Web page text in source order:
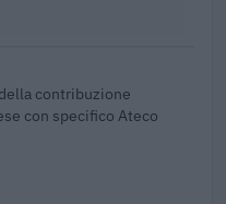
contribuzione
con specifico Ateco